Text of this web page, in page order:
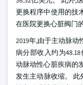
更换程序中使用的技
在医院更换心脏阀门
2019年,由于主动脉
病分部收入约为
动脉动性心脏疾病的
发生主动脉收缩。 此